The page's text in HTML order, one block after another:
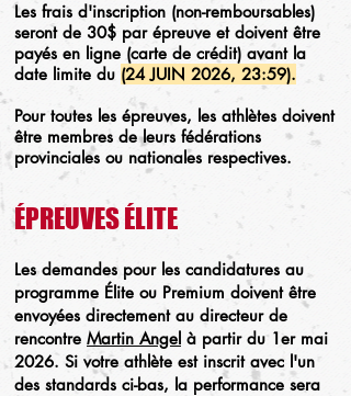
Les frais d'inscription (non-remboursables)
seront de 30$ par épreuve et doivent être
payés en ligne (carte de crédit) avant la
date limite du (24 JUIN 2026, 23:59).
Pour toutes les épreuves, les athlètes doivent
être membres de leurs fédérations
provinciales ou nationales respectives.
ÉPREUVES ÉLITE
Les demandes pour les candidatures au
programme Élite ou Premium doivent être
envoyées directement au directeur de
rencontre Martin Angel à partir du 1er mai
2026. Si votre athlète est inscrit avec l'un
des standards ci-bas, la performance sera